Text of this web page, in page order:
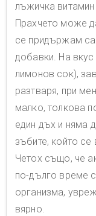
лъжичка витамин
Прахчето може
се придържам
добавки. На
лимонов сок),
разтваря, при
малко, толкова
един дъх и няма
зъбите, който се
Четох също, че
по-дълго време
организма,
вярно.